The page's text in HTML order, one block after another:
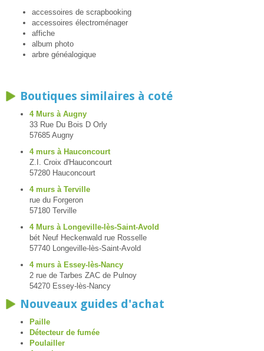
accessoires de scrapbooking
accessoires électroménager
affiche
album photo
arbre généalogique
Boutiques similaires à coté
4 Murs à Augny
33 Rue Du Bois D Orly
57685 Augny
4 murs à Hauconcourt
Z.I. Croix d'Hauconcourt
57280 Hauconcourt
4 murs à Terville
rue du Forgeron
57180 Terville
4 Murs à Longeville-lès-Saint-Avold
bét Neuf Heckenwald rue Rosselle
57740 Longeville-lès-Saint-Avold
4 murs à Essey-lès-Nancy
2 rue de Tarbes ZAC de Pulnoy
54270 Essey-lès-Nancy
Nouveaux guides d'achat
Paille
Détecteur de fumée
Poulailler